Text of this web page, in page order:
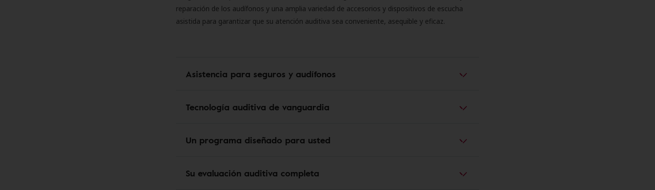
reparación de los audífonos y una amplia variedad de accesorios y dispositivos de escucha
asistida para garantizar que su atención auditiva sea conveniente, asequible y eficaz.
Asistencia para seguros y audífonos
Tecnología auditiva de vanguardia
Un programa diseñado para usted
Su evaluación auditiva completa